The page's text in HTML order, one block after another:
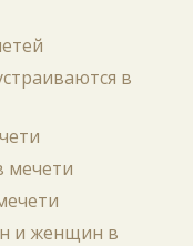
в
мечети
и женщин в